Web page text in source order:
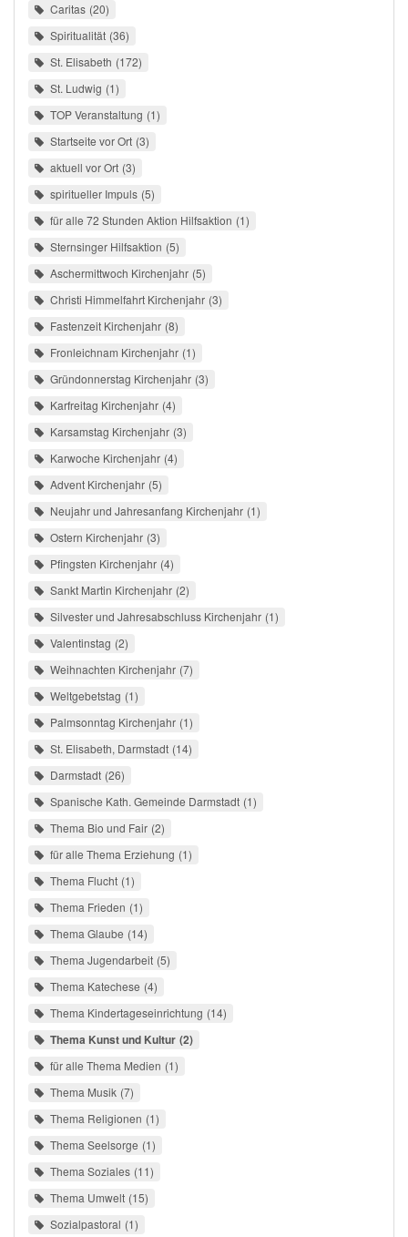
Caritas 20
Spiritualität 36
St. Elisabeth 172
St. Ludwig 1
TOP Veranstaltung 1
Startseite vor Ort 3
aktuell vor Ort 3
spiritueller Impuls 5
für alle 72 Stunden Aktion Hilfsaktion 1
Sternsinger Hilfsaktion 5
Aschermittwoch Kirchenjahr 5
Christi Himmelfahrt Kirchenjahr 3
Fastenzeit Kirchenjahr 8
Fronleichnam Kirchenjahr 1
Gründonnerstag Kirchenjahr 3
Karfreitag Kirchenjahr 4
Karsamstag Kirchenjahr 3
Karwoche Kirchenjahr 4
Advent Kirchenjahr 5
Neujahr und Jahresanfang Kirchenjahr 1
Ostern Kirchenjahr 3
Pfingsten Kirchenjahr 4
Sankt Martin Kirchenjahr 2
Silvester und Jahresabschluss Kirchenjahr 1
Valentinstag 2
Weihnachten Kirchenjahr 7
Weltgebetstag 1
Palmsonntag Kirchenjahr 1
St. Elisabeth, Darmstadt 14
Darmstadt 26
Spanische Kath. Gemeinde Darmstadt 1
Thema Bio und Fair 2
für alle Thema Erziehung 1
Thema Flucht 1
Thema Frieden 1
Thema Glaube 14
Thema Jugendarbeit 5
Thema Katechese 4
Thema Kindertageseinrichtung 14
Thema Kunst und Kultur 2
für alle Thema Medien 1
Thema Musik 7
Thema Religionen 1
Thema Seelsorge 1
Thema Soziales 11
Thema Umwelt 15
Sozialpastoral 1